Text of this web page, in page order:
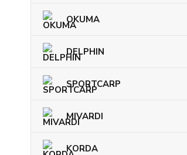
OKUMA
DELPHIN
SPORTCARP
MIVARDI
KORDA